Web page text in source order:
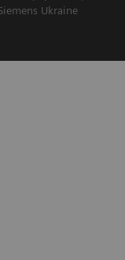
Ukraine